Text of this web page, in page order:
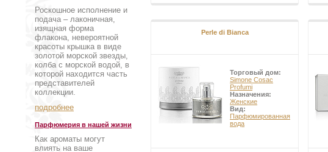
Роскошное исполнение и
подача – лаконичная,
изящная форма
флакона, невероятной
красоты крышка в виде
золотой морской звезды,
колба с морской водой, в
которой находится часть
представителей
коллекции.
подробнее
Парфюмерия в нашей жизни
Как ароматы могут
влиять на ваше
Perle di Bianca
Торговый дом:
Simone Cosac
Profumi
Назначения:
Женские
Вид:
Парфюмированная
вода